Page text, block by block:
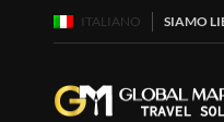
ITALIANO SIAMO